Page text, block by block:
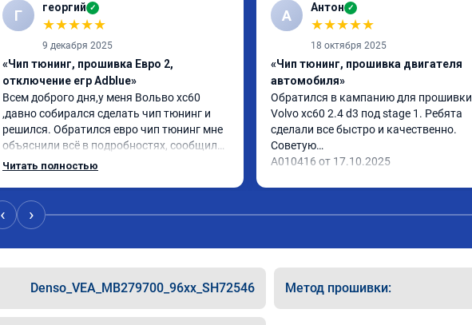
Г георгий ✓
★★★★★
9 декабря 2025
«Чип тюнинг, прошивка Евро 2,
отключение егр Adblue»
Всем доброго дня,у меня Вольво xc60
,давно собирался сделать чип тюнинг и
решился. Обратился евро чип тюнинг мне
объяснили всё в подробностях, сообщили
сумму записали. Приехал в назначенное
сертификат ао11462 ,знают своё дело
рекомендую 👍
Читать полностью
А Антон ✓
★★★★★
18 октября 2025
«Чип тюнинг, прошивка двигателя
автомобиля»
Обратился в кампанию для прошивки
Volvo xc60 2.4 d3 под stage 1. Ребята
сделали все быстро и качественно.
Советую
А010416 от 17.10.2025
‹ ›
Denso_VEA_MB279700_96xx_SH72546 Метод прошивки: